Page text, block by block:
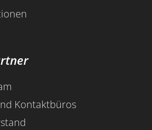
Kontaktbüros